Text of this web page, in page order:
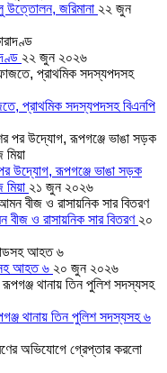
উত্তোলন, জরিমানা ২২ জুন
২২ জুন ২০২৬
প্রাথমিক সদস্যপদসহ বিএনপি
পর উদ্যোগ, রূপগঞ্জে ভাঙা সড়ক
২১ জুন ২০২৬
ও রাসায়নিক সার বিতরণ ২০
আহত ৬ ২০ জুন ২০২৬
থানায় তিন পুলিশ সদস্যসহ ৬